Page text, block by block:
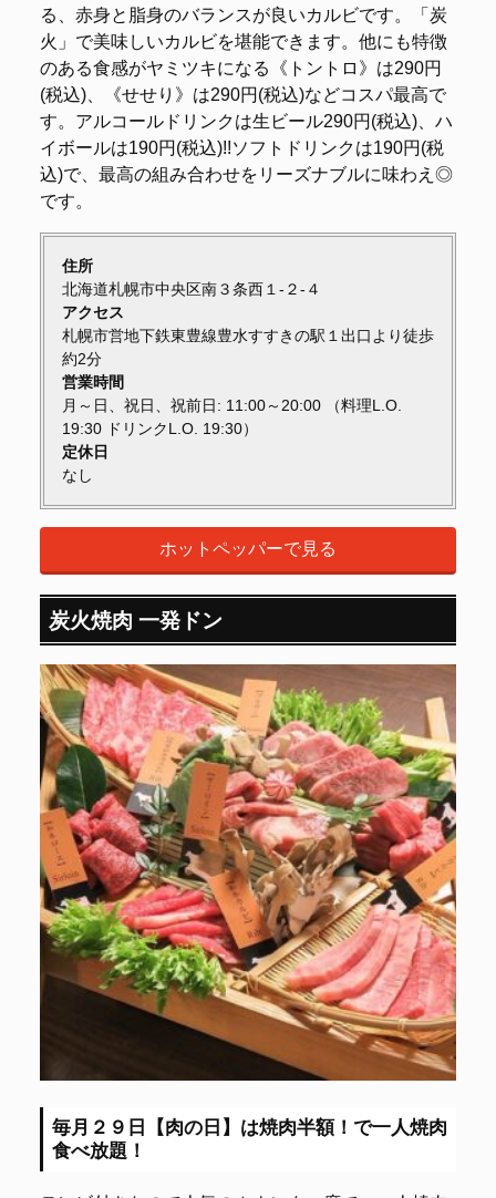
る、赤身と脂身のバランスが良いカルビです。「炭
火」で美味しいカルビを堪能できます。他にも特徴
のある食感がヤミツキになる《トントロ》は290円
(税込)、《せせり》は290円(税込)などコスパ最高で
す。アルコールドリンクは生ビール290円(税込)、ハ
イボールは190円(税込)!!ソフトドリンクは190円(税
込)で、最高の組み合わせをリーズナブルに味わえ◎
です。
住所
北海道札幌市中央区南３条西１-２-４
アクセス
札幌市営地下鉄東豊線豊水すすきの駅１出口より徒歩
約2分
営業時間
月～日、祝日、祝前日: 11:00～20:00 （料理L.O.
19:30 ドリンクL.O. 19:30）
定休日
なし
ホットペッパーで見る
炭火焼肉 一発ドン
毎月２９日【肉の日】は焼肉半額！で一人焼肉
食べ放題！